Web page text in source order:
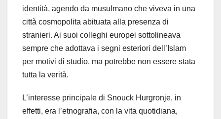
identità, agendo da musulmano che viveva in una
città cosmopolita abituata alla presenza di
stranieri. Ai suoi colleghi europei sottolineava
sempre che adottava i segni esteriori dell’Islam
per motivi di studio, ma potrebbe non essere stata
tutta la verità.
L’interesse principale di Snouck Hurgronje, in
effetti, era l’etnografia, con la vita quotidiana,